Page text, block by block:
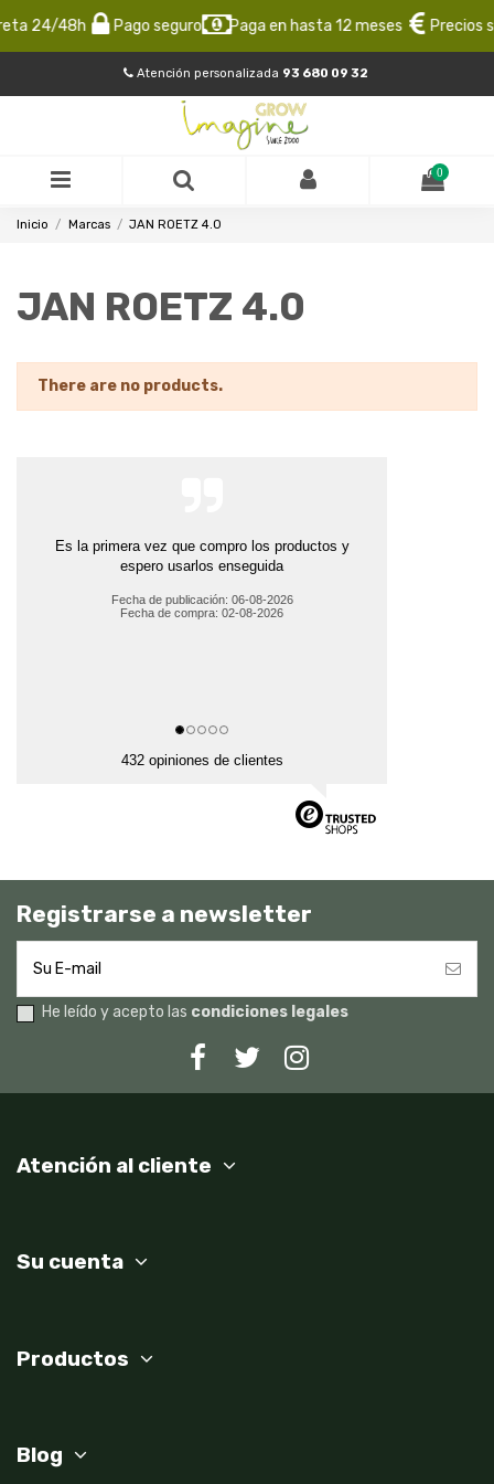
24/48h Pago seguro Paga en hasta 12 meses Precios
Atención personalizada 93 680 09 32
0
Inicio Marcas JAN ROETZ 4.0
JAN ROETZ 4.0
There are no products.
Es la primera vez que compro los productos y
espero usarlos enseguida
Fecha de publicación: 06-08-2026
Fecha de compra: 02-08-2026
432 opiniones de clientes
Registrarse a newsletter
He leído y acepto las condiciones legales
Atención al cliente
Su cuenta
Productos
Blog